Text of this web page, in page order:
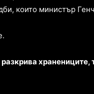
които министър
хранениците,